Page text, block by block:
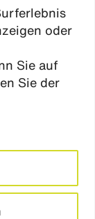
oder
Sie auf
Sie der